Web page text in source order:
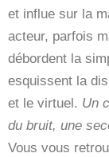
et influe sur la
acteur, parfois
débordent la
esquissent la
et le virtuel. Un
du bruit, une
Vous vous